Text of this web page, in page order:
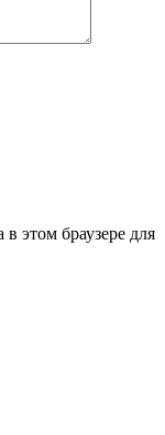
этом браузере для